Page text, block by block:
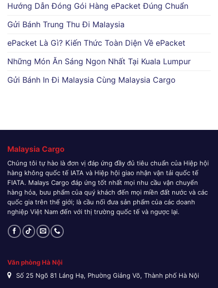
Hướng Dẫn Đóng Gói Hàng ePacket Đúng Chuẩn
Gửi Bánh Trung Thu Đi Malaysia
ePacket Là Gì? Kiến Thức Toàn Diện Về ePacket
Những Món Ăn Sáng Ngon Nhất Tại Kuala Lumpur
Gửi Bánh In Đi Malaysia Cùng Malaysia Cargo
Malaysia Cargo
Chúng tôi tự hào là đơn vị đáp ứng đầy đủ tiêu chuẩn của Hiệp hội
hàng không quốc tế IATA và Hiệp hội giao nhận vận tải quốc tế
FIATA. Malays Cargo đáp ứng tốt nhất mọi nhu cầu vận chuyển
hàng hóa, bưu phẩm của quý khách đến mọi miền đất nước và các
quốc gia trên thế giới; là cầu nối đưa sản phẩm của các doanh
nghiệp Việt Nam đến với thị trường quốc tế và ngược lại.
Văn phòng Hà Nội
Số 25 Ngõ 81 Láng Hạ, Phường Giảng Võ, Thành phố Hà Nội